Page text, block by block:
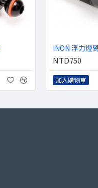
INON 浮力燈
NTD750
加入購物車